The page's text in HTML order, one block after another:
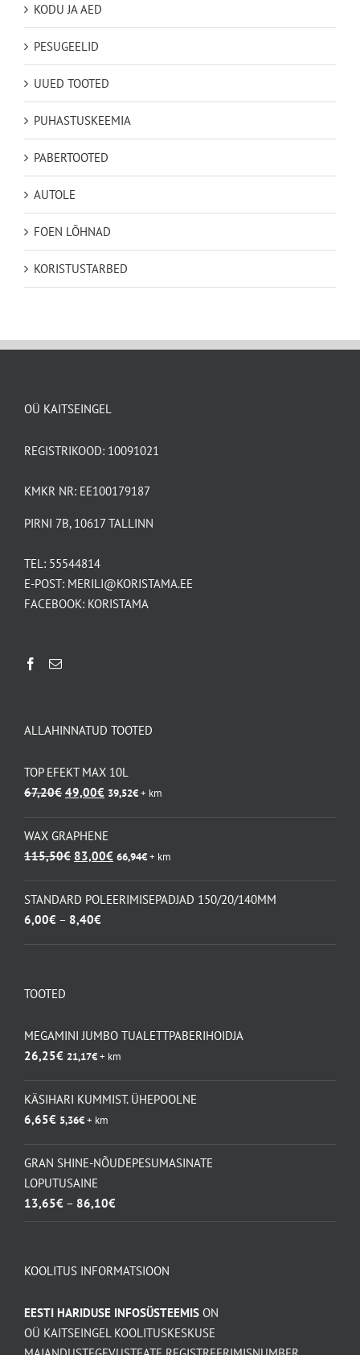
KODU JA AED
PESUGEELID
UUED TOOTED
PUHASTUSKEEMIA
PABERTOOTED
AUTOLE
FOEN LÕHNAD
KORISTUSTARBED
OÜ KAITSEINGEL
REGISTRIKOOD: 10091021
KMKR NR: EE100179187
PIRNI 7B, 10617 TALLINN
TEL: 55544814
E-POST: MERILI@KORISTAMA.EE
FACEBOOK: KORISTAMA
ALLAHINNATUD TOOTED
TOP EFEKT MAX 10L
67,20€ Algne
oli:
67,20€.
49,00€ Praegune
on:
49,00€.
39,52€+ km
WAX GRAPHENE
115,50€ Algne
oli:
115,50€.
83,00€ Praegune
on:
66,94€+ km
STANDARD POLEERIMISEPADJAD 150/20/140MM
6,00€ – 8,40€
TOOTED
MEGAMINI JUMBO TUALETTPABERIHOIDJA
26,25€ 21,17€+ km
KÄSIHARI KUMMIST. ÜHEPOOLNE
6,65€ 5,36€+ km
GRAN SHINE-NÕUDEPESUMASINATE
LOPUTUSAINE
13,65€ – 86,10€
13,65€
KOOLITUS INFORMATSIOON
EESTI HARIDUSE INFOSÜSTEEMIS ON
OÜ KAITSEINGEL KOOLITUSKESKUSE